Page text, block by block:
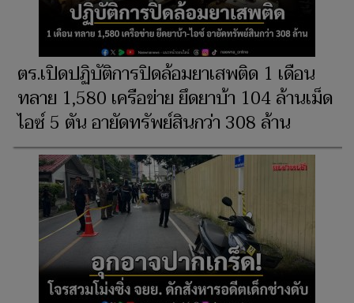
ตร.เปิดปฏิบัติการปิดล้อมยาเสพติด 1 เดือน
ทลาย 1,580 เครือข่าย ยึดยาบ้า 104 ล้านเม็ด
ไอซ์ 5 ตัน อายัดทรัพย์สินกว่า 308 ล้าน